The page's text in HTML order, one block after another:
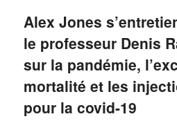
Alex Jones
le professeur Denis
sur la pandémie,
mortalité et les
pour la covid-19